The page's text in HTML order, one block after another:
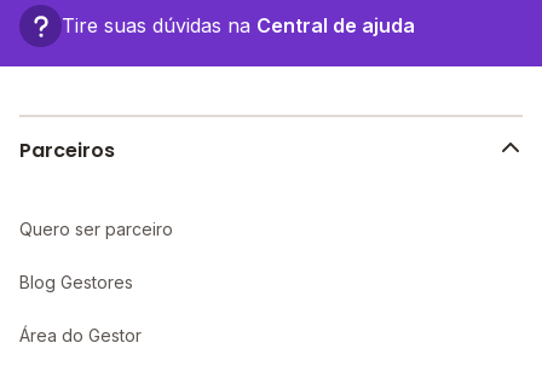
Tire suas dúvidas na Central de ajuda
Parceiros
Quero ser parceiro
Blog Gestores
Área do Gestor